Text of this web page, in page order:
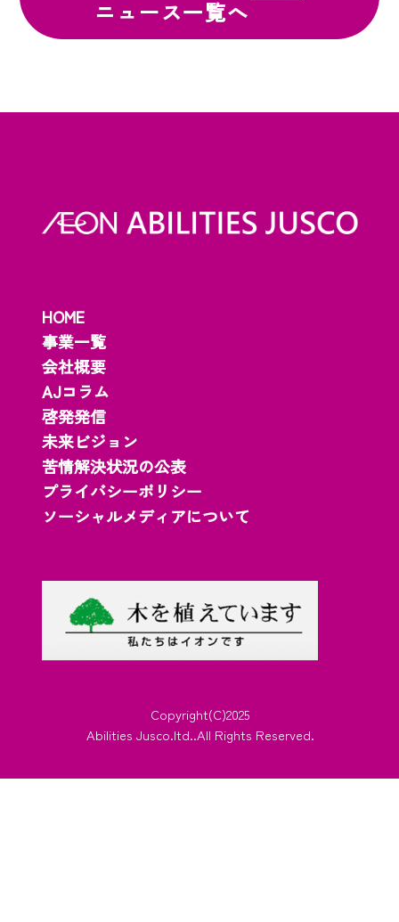
ニュース一覧へ
HOME
事業一覧
会社概要
AJコラム
啓発発信
未来ビジョン
苦情解決状況の公表
プライバシーポリシー
ソーシャルメディアについて
Copyright(C)2025
Abilities Jusco.ltd..All Rights Reserved.